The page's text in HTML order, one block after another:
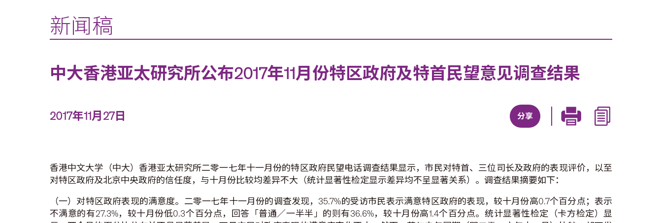
新闻稿
中大香港亚太研究所公布2017年11月份特区政府及特首民望意见调查结果
2017年11月27日 分享
香港中文大学（中大）香港亚太研究所二零一七年十一月份的特区政府民望电话调查结果显示，市民对特首、三位司长及政府的表现评价，以至
对特区政府及北京中央政府的信任度，与十月份比较均差异不大（统计显著性检定显示差异均不呈显著关系）。调查结果摘要如下：
（一）对特区政府表现的满意度。二零一七年十一月份的调查发现，35.7%的受访市民表示满意特区政府的表现，较十月份高0.7个百分点；表示
不满意的有27.3%，较十月份低0.3个百分点，回答「普通／一半半」的则有36.6%，较十月份高1.4个百分点。统计显著性检定（卡方检定）显